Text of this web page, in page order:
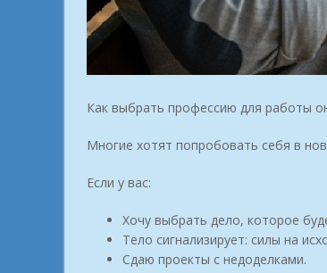
Как выбрать профессию для работы
Многие хотят попробовать себя в
Если у вас:
Хочу выбрать дело, которое
Тело сигнализирует: силы на
Сдаю проекты с недоделками.